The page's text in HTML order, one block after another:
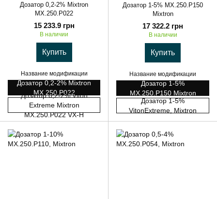
Дозатор 0,2-2% Mixtron
MX.250.P022
15 233.9 грн
В наличии
Купить
Название модификации
Дозатор 0,2-2% Mixtron
MX.250.P022
Дозатор 0,2-2% Viton
Extreme Mixtron
MX.250.P022 VX-H
Дозатор 1-5% MX.250.P150
Mixtron
17 322.2 грн
В наличии
Купить
Название модификации
Дозатор 1-5%
MX.250.P150 Mixtron
Дозатор 1-5%
VitonExtreme, Mixtron